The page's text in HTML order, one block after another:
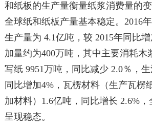
和纸板的生产量衡量纸浆消费量的
全球纸和纸板产量基本稳定。2016
生产量为 4.1亿吨，较 2015年同比
加量约为400万吨，其中主要消耗木
写纸 9951万吨，同比减少 2.0％，生
同比增加4%，瓦楞材料（生产瓦楞
加材料）1.6亿吨，同比增长 2.6%
呈现稳态。